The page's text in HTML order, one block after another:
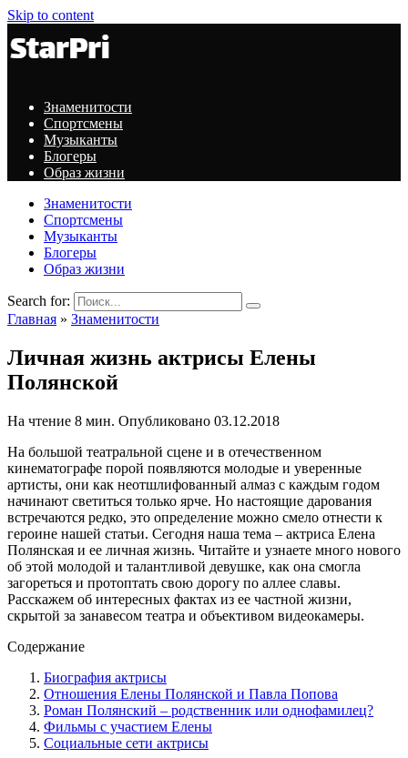
Skip to content
Знаменитости
Спортсмены
Музыканты
Блогеры
Образ жизни
Знаменитости
Спортсмены
Музыканты
Блогеры
Образ жизни
Search for:
Главная » Знаменитости
Личная жизнь актрисы Елены
Полянской
На чтение 8 мин. Опубликовано 03.12.2018
На большой театральной сцене и в отечественном
кинематографе порой появляются молодые и уверенные
артисты, они как неотшлифованный алмаз с каждым годом
начинают светиться только ярче. Но настоящие дарования
встречаются редко, это определение можно смело отнести к
героине нашей статьи. Сегодня наша тема – актриса Елена
Полянская и ее личная жизнь. Читайте и узнаете много нового
об этой молодой и талантливой девушке, как она смогла
загореться и протоптать свою дорогу по аллее славы.
Расскажем об интересных фактах из ее частной жизни,
скрытой за занавесом театра и объективом видеокамеры.
Содержание
Биография актрисы
Отношения Елены Полянской и Павла Попова
Роман Полянский – родственник или однофамилец?
Фильмы с участием Елены
Социальные сети актрисы